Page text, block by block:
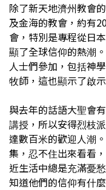
除了新天地濟州教會
及金海的教會，約有
會，特別是專程從日
顯了全球信仰的熱潮
人士們參加，包括神
牧師，這也顯示了啟
與去年的話語大聖會
講授，所以安得烈枝
達數百米的歡迎人潮
集，忍不住出來看看
近生活中總是充滿憂
知道他們的信仰有什麼